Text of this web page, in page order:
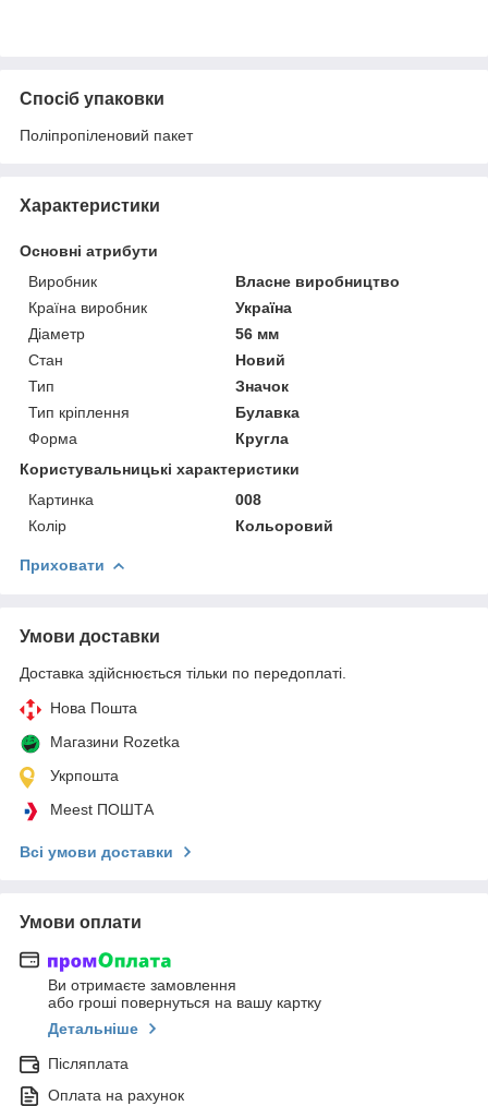
Спосіб упаковки
Поліпропіленовий пакет
Характеристики
Основні атрибути
Виробник
Власне виробництво
Країна виробник
Україна
Діаметр
56 мм
Стан
Новий
Тип
Значок
Тип кріплення
Булавка
Форма
Кругла
Користувальницькі характеристики
Картинка
008
Колір
Кольоровий
Приховати
Умови доставки
Доставка здійснюється тільки по передоплаті.
Нова Пошта
Магазини Rozetka
Укрпошта
Meest ПОШТА
Всі умови доставки
Умови оплати
Ви отримаєте замовлення
або гроші повернуться на вашу картку
Детальніше
Післяплата
Оплата на рахунок